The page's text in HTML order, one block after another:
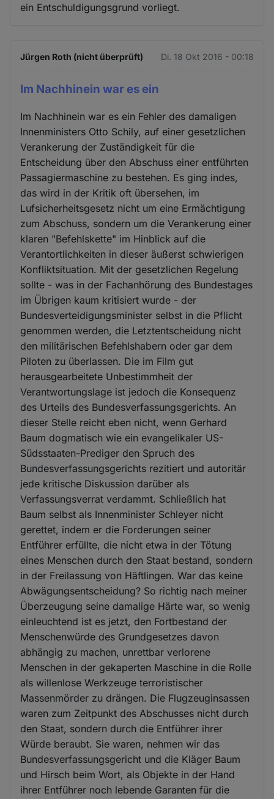
ein Entschuldigungsgrund vorliegt.
Jürgen Roth (nicht überprüft) Di. 18 Okt 2016 - 00:18
Im Nachhinein war es ein
Im Nachhinein war es ein Fehler des damaligen
Innenministers Otto Schily, auf einer gesetzlichen
Verankerung der Zuständigkeit für die
Entscheidung über den Abschuss einer entführten
Passagiermaschine zu bestehen. Es ging indes,
das wird in der Kritik oft übersehen, im
Lufsicherheitsgesetz nicht um eine Ermächtigung
zum Abschuss, sondern um die Verankerung einer
klaren "Befehlskette" im Hinblick auf die
Verantortlichkeiten in dieser äußerst schwierigen
Konfliktsituation. Mit der gesetzlichen Regelung
sollte - was in der Fachanhörung des Bundestages
im Übrigen kaum kritisiert wurde - der
Bundesverteidigungsminister selbst in die Pflicht
genommen werden, die Letztentscheidung nicht
den militärischen Befehlshabern oder gar dem
Piloten zu überlassen. Die im Film gut
herausgearbeitete Unbestimmheit der
Verantwortungslage ist jedoch die Konsequenz
des Urteils des Bundesverfassungsgerichts. An
dieser Stelle reicht eben nicht, wenn Gerhard
Baum dogmatisch wie ein evangelikaler US-
Südsstaaten-Prediger den Spruch des
Bundesverfassungsgerichts rezitiert und autoritär
jede kritische Diskussion darüber als
Verfassungsverrat verdammt. Schließlich hat
Baum selbst als Innenminister Schleyer nicht
gerettet, indem er die Forderungen seiner
Entführer erfüllte, die nicht etwa in der Tötung
eines Menschen durch den Staat bestand, sondern
in der Freilassung von Häftlingen. War das keine
Abwägungsentscheidung? So richtig nach meiner
Überzeugung seine damalige Härte war, so wenig
einleuchtend ist es jetzt, den Fortbestand der
Menschenwürde des Grundgesetzes davon
abhängig zu machen, unrettbar verlorene
Menschen in der gekaperten Maschine in die Rolle
als willenlose Werkzeuge terroristischer
Massenmörder zu drängen. Die Flugzeuginsassen
waren zum Zeitpunkt des Abschusses nicht durch
den Staat, sondern durch die Entführer ihrer
Würde beraubt. Sie waren, nehmen wir das
Bundesverfassungsgericht und die Kläger Baum
und Hirsch beim Wort, als Objekte in der Hand
ihrer Entführer noch lebende Garanten für die